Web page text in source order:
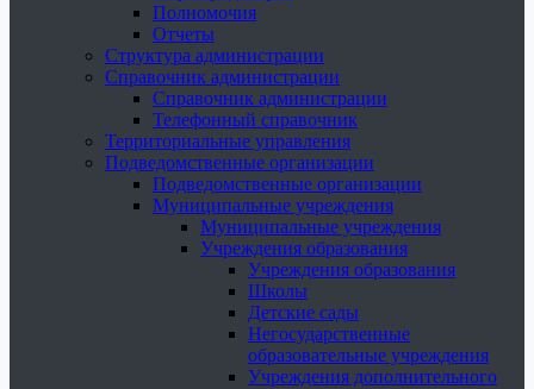
Полномочия
Отчеты
Структура администрации
Справочник администрации
Справочник администрации
Телефонный справочник
Территориальные управления
Подведомственные организации
Подведомственные организации
Муниципальные учреждения
Муниципальные учреждения
Учреждения образования
Учреждения образования
Школы
Детские сады
Негосударственные
образовательные учреждения
Учреждения дополнительного